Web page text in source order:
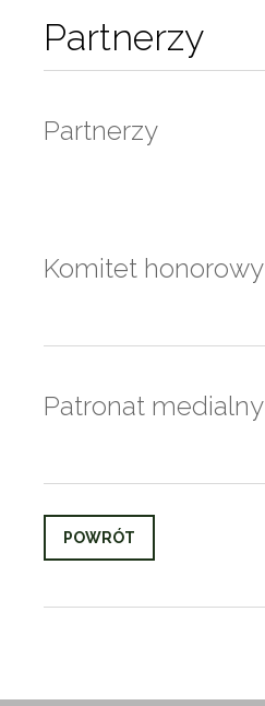
Partnerzy
Partnerzy
Komitet honorowy
Patronat medialny
POWRÓT